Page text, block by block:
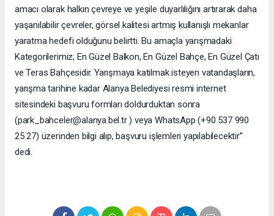
amacı olarak halkın çevreye ve yeşile duyarlılığını artırarak daha
yaşanılabilir çevreler, görsel kalitesi artmış kullanışlı mekanlar
yaratma hedefi olduğunu belirtti. Bu amaçla yarışmadaki
Kategorilerimiz; En Güzel Balkon, En Güzel Bahçe, En Güzel Çatı
ve Teras Bahçesidir. Yarışmaya katılmak isteyen vatandaşların,
yarışma tarihine kadar Alanya Belediyesi resmi internet
sitesindeki başvuru formları doldurduktan sonra
(park_bahceler@alanya.bel.tr ) veya WhatsApp (+90 537 990
25 27) üzerinden bilgi alıp, başvuru işlemleri yapılabilecektir”
dedi.